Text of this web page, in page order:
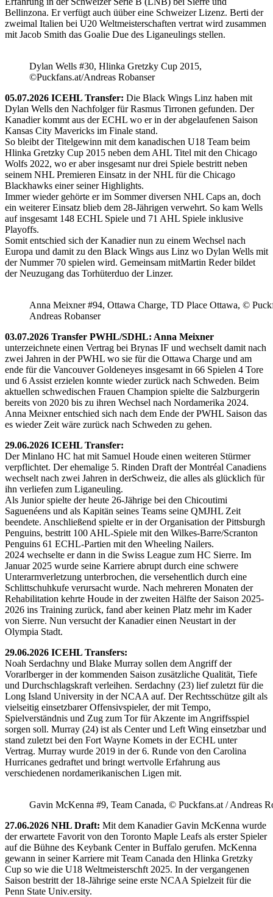
Bellinzona. Er verfügt auch üüber eine Schweizer Lizenz. Berti der
zweimal Italien bei U20 Weltmeisterschaften vertrat wird zusammen
mit Jacob Smith das Goalie Due des Liganeulings stellen.
Dylan Wells #30, Hlinka Gretzky Cup 2015,
©Puckfans.at/Andreas Robanser
05.07.2026 ICEHL Transfer: Die Black Wings Linz haben mit
Dylan Wells den Nachfolger für Rasmus Tirronen gefunden. Der
Kanadier kommt aus der ECHL wo er in der abgelaufenen Saison
Kansas City Mavericks im Finale stand.
So bleibt der Titelgewinn mit dem kanadischen U18 Team beim
Hlinka Gretzky Cup 2015 neben dem AHL Titel mit den Chicago
Wolfs 2022, wo er aber insgesamt nur drei Spiele bestritt neben
seinem NHL Premieren Einsatz in der NHL für die Chicago
Blackhawks einer seiner Highlights.
Immer wieder gehörte er im Sommer diversen NHL Caps an, doch
ein weiterer Einsatz blieb dem 28-Jährigen verwehrt. So kam Wells
auf insgesamt 148 ECHL Spiele und 71 AHL Spiele inklusive
Playoffs.
Somit entschied sich der Kanadier nun zu einem Wechsel nach
Europa und damit zu den Black Wings aus Linz wo Dylan Wells mit
der Nummer 70 spielen wird. Gemeinsam mitMartin Reder bildet
der Neuzugang das Torhüterduo der Linzer.
Anna Meixner #94, Ottawa Charge, TD Place Ottawa, ©
Andreas Robanser
03.07.2026 Transfer PWHL/SDHL: Anna Meixner
unterzeichnete einen Vertrag bei Brynas IF und wechselt damit nach
zwei Jahren in der PWHL wo sie für die Ottawa Charge und am
ende für die Vancouver Goldeneyes insgesamt in 66 Spielen 4 Tore
und 6 Assist erzielen konnte wieder zurück nach Schweden. Beim
aktuellen schwedischen Frauen Champion spielte die Salzburgerin
bereits von 2020 bis zu ihren Wechsel nach Nordamerika 2024.
Anna Meixner entschied sich nach dem Ende der PWHL Saison das
es wieder Zeit wäre zurück nach Schweden zu gehen.
29.06.2026 ICEHL Transfer:
Der Minlano HC hat mit Samuel Houde einen weiteren Stürmer
verpflichtet. Der ehemalige 5. Rinden Draft der Montréal Canadiens
wechselt nach zwei Jahren in derSchweiz, die alles als glücklich für
ihn verliefen zum Liganeuling.
Als Junior spielte der heute 26-Jährige bei den Chicoutimi
Saguenéens und als Kapitän seines Teams seine QMJHL Zeit
beendete. Anschließend spielte er in der Organisation der Pittsburgh
Penguins, bestritt 100 AHL-Spiele mit den Wilkes-Barre/Scranton
Penguins 61 ECHL-Partien mit den Wheeling Nailers.
2024 wechselte er dann in die Swiss League zum HC Sierre. Im
Januar 2025 wurde seine Karriere abrupt durch eine schwere
Unterarmverletzung unterbrochen, die versehentlich durch eine
Schlittschuhkufe verursacht wurde. Nach mehreren Monaten der
Rehabilitation kehrte Houde in der zweiten Hälfte der Saison 2025-
2026 ins Training zurück, fand aber keinen Platz mehr im Kader
von Sierre. Nun versucht der Kanadier einen Neustart in der
Olympia Stadt.
29.06.2026 ICEHL Transfers:
Noah Serdachny und Blake Murray sollen dem Angriff der
Vorarlberger in der kommenden Saison zusätzliche Qualität, Tiefe
und Durchschlagskraft verleihen. Serdachny (23) lief zuletzt für die
Long Island University in der NCAA auf. Der Rechtsschütze gilt als
vielseitig einsetzbarer Offensivspieler, der mit Tempo,
Spielverständnis und Zug zum Tor für Akzente im Angriffsspiel
sorgen soll. Murray (24) ist als Center und Left Wing einsetzbar und
stand zuletzt bei den Fort Wayne Komets in der ECHL unter
Vertrag. Murray wurde 2019 in der 6. Runde von den Carolina
Hurricanes gedraftet und bringt wertvolle Erfahrung aus
verschiedenen nordamerikanischen Ligen mit.
Gavin McKenna #9, Team Canada, © Puckfans.at / Andreas
27.06.2026 NHL Draft: Mit dem Kanadier Gavin McKenna wurde
der erwartete Favorit von den Toronto Maple Leafs als erster Spieler
auf die Bühne des Keybank Center in Buffalo gerufen. McKenna
gewann in seiner Karriere mit Team Canada den Hlinka Gretzky
Cup so wie die U18 Weltmeisterschft 2025. In der vergangenen
Saison bestritt der 18-Jährige seine erste NCAA Spielzeit für die
Penn State Univ.ersity.